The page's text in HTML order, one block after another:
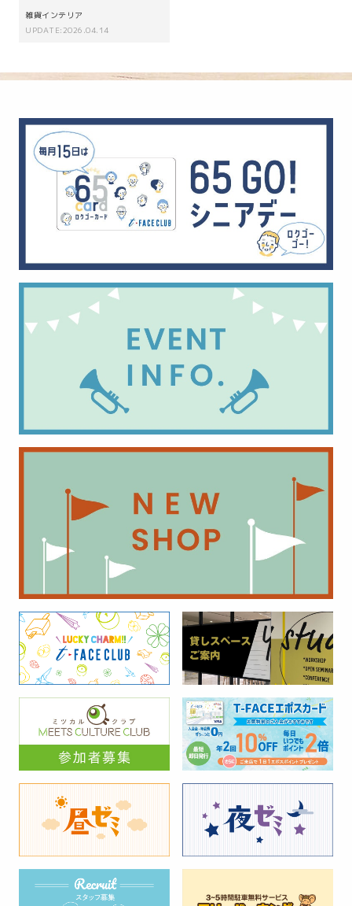
雑貨インテリア
UPDATE:2026.04.14